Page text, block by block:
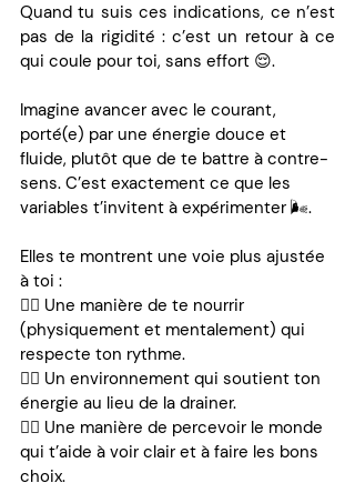
Quand tu suis ces indications, ce n’est
pas de la rigidité : c’est un retour à ce
qui coule pour toi, sans effort 😌.
Imagine avancer avec le courant,
porté(e) par une énergie douce et
fluide, plutôt que de te battre à contre-
sens. C’est exactement ce que les
variables t’invitent à expérimenter 🌬️.
Elles te montrent une voie plus ajustée
à toi :
👉🏼 Une manière de te nourrir
(physiquement et mentalement) qui
respecte ton rythme.
👉🏼 Un environnement qui soutient ton
énergie au lieu de la drainer.
👉🏼 Une manière de percevoir le monde
qui t’aide à voir clair et à faire les bons
choix.